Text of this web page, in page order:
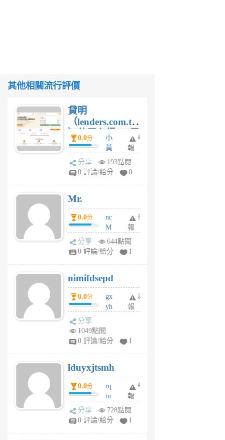
其他相關流行評價
貸明
（lenders.com.tw
）使用心得 — 民
間貸款比較平台
體驗
0.0分
小
黃
蜂
1
舉
報
分享
193點閱
0 評論/給分
0
Mr.
0.0分
nc
M
U
F
U
5
個
月
舉
報
分享
644點閱
0 評論/給分
1
nimifdsepd
0.0分
gx
yh
jl
月
前
舉
報
分享
1049點閱
0 評論/給分
1
lduyxjtsmh
0.0分
rq
tn
jt
gl
舉
報
分享
728點閱
0 評論/給分
1